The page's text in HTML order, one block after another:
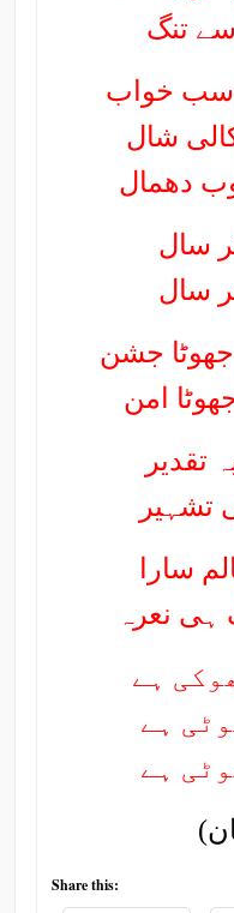
تنگ
سب خواب
شال
دھمال
سال
سال
جشن
امن
تقدیر
تشہیر
سارا
ہی نعرہ
ہے
ہے
ہے
Share this: